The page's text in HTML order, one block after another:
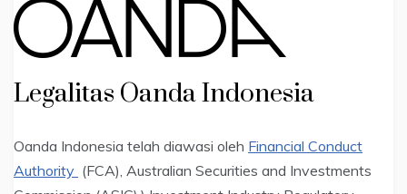
Legalitas Oanda Indonesia
Oanda Indonesia telah diawasi oleh Financial Conduct
Authority (FCA), Australian Securities and Investments